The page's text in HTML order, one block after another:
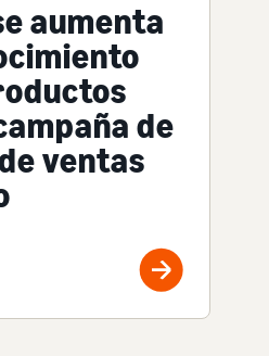
aumenta
de
ventas